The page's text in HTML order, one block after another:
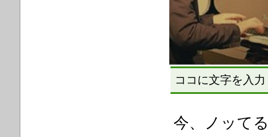
ココに文字を入力
今、 ノッて